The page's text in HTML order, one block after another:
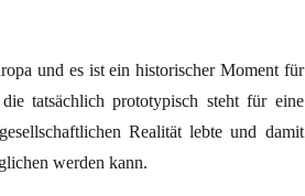
und es ist ein historischer Moment für
tatsächlich prototypisch steht für eine
Realität lebte und damit
werden kann.